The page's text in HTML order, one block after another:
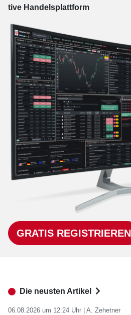
tive Han­dels­platt­form
GRATIS REGISTRIEREN
Die neusten Artikel
06.08.2026 um 12:24 Uhr | A. Zehetner